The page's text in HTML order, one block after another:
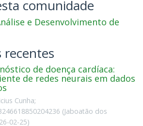
comunidade
e Desenvolvimento de
recentes
de doença cardíaca:
de redes neurais em dados
Cunha;
(Jaboatão dos
02-25)